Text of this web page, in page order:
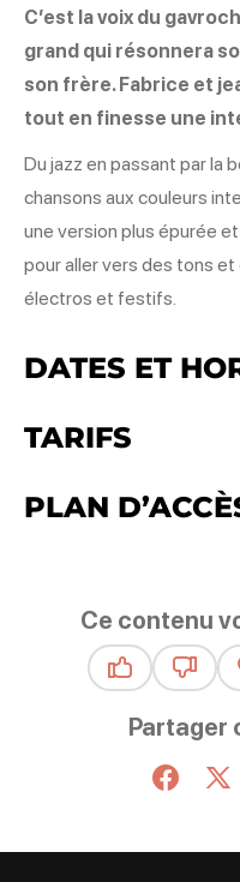
C’est la voix du
grand qui résonnera
son frère. Fabrice et
tout en finesse une
Du jazz en passant par la
chansons aux couleurs
une version plus épurée
pour aller vers des tons
électros et festifs.
DATES ET
TARIFS
PLAN
Ce contenu
Partager
Partager